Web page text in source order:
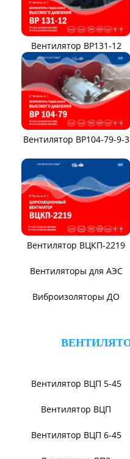
Вентилятор ВР131-12
Вентилятор ВР104-79-9-3
Вентилятор ВЦКП-2219
Вентиляторы для АЭС
Виброизоляторы ДО